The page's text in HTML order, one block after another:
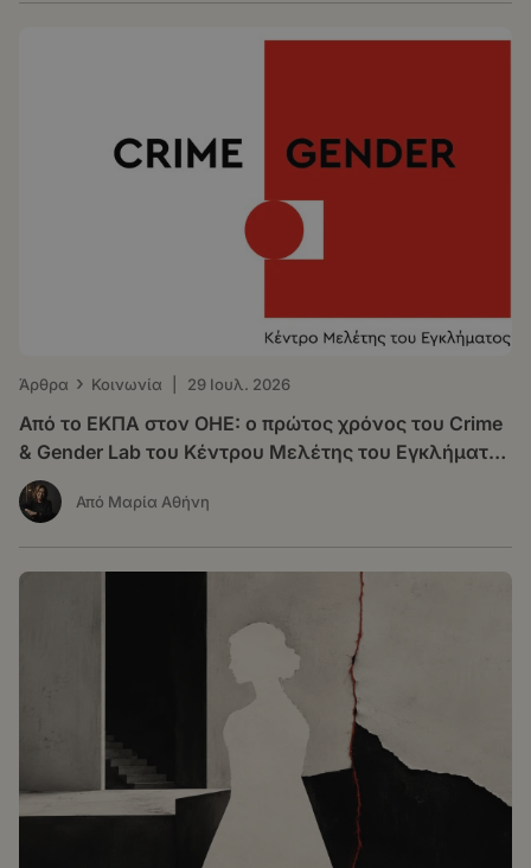
Άρθρα › Κοινωνία 29 Ιουλ. 2026
Από το ΕΚΠΑ στον ΟΗΕ: o πρώτος χρόνος του Crime
& Gender Lab του Κέντρου Μελέτης του Εγκλήματος
(ΚΕ.Μ.Ε.)
Από Μαρία Αθήνη